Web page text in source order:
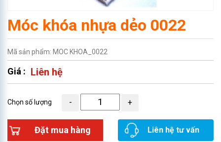
Móc khóa nhựa dẻo 0022
Mã sản phẩm: MOC KHOA_0022
Giá : Liên hệ
Chọn số lượng
Đặt mua hàng Liên hệ tư vấn